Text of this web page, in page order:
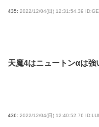
435: 2022/12/04(日) 12:31:54.39
天魔4はニュートンαは強
436: 2022/12/04(日) 12:40:52.76